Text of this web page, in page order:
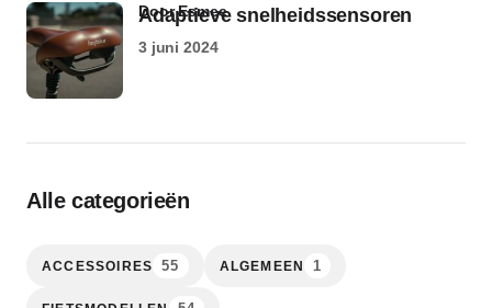
Adaptieve snelheidssensoren
door Esmee
3 juni 2024
Alle categorieën
ACCESSOIRES 55 ALGEMEEN 1